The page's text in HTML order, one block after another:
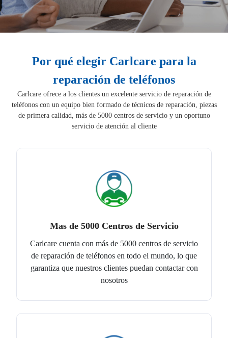
Por qué elegir Carlcare para la
reparación de teléfonos
Carlcare ofrece a los clientes un excelente servicio de reparación de
teléfonos con un equipo bien formado de técnicos de reparación, piezas
de primera calidad, más de 5000 centros de servicio y un oportuno
servicio de atención al cliente
Mas de 5000 Centros de Servicio
Carlcare cuenta con más de 5000 centros de servicio
de reparación de teléfonos en todo el mundo, lo que
garantiza que nuestros clientes puedan contactar con
nosotros